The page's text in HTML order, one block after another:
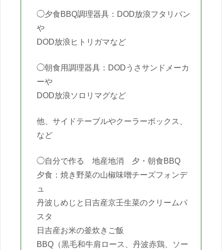
◯夕食BBQ調理器具：DOD放浪フタリパン
や
DOD放浪ヒトリガマなど
◯朝食用調理器具：DODうさサンドメーカ
ーや
DOD放浪ソロリマグなど
他、サイドテーブルやクーラーボックス、
など
◯自分で作る 地産地消 夕・朝食BBQ
夕食：焼き野菜の山椒味噌チーズフォンデ
ュ
丹波しめじと日吉産京壬生菜のクリームパ
スタ
日吉産お米の釜炊きご飯
BBQ（黒毛和牛肩ロース、丹波赤鶏、ソー